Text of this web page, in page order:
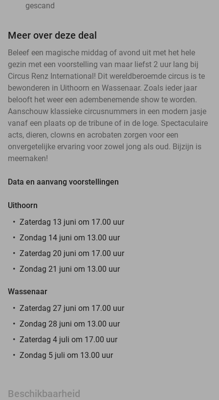
gescand
Meer over deze deal
Beleef een magische middag of avond uit met het hele
gezin met een voorstelling van maar liefst 2 uur lang bij
Circus Renz International! Dit wereldberoemde circus is te
bewonderen in Uithoorn en Wassenaar. Zoals ieder jaar
belooft het weer een adembenemende show te worden.
Aanschouw klassieke circusnummers in een modern jasje
vanaf een plaats op de tribune of in de loge. Spectaculaire
acts, dieren, clowns en acrobaten zorgen voor een
onvergetelijke ervaring voor zowel jong als oud. Bijzijn is
meemaken!
Data en aanvang voorstellingen
Uithoorn
Zaterdag 13 juni om 17.00 uur
Zondag 14 juni om 13.00 uur
Zaterdag 20 juni om 17.00 uur
Zondag 21 juni om 13.00 uur
Wassenaar
Zaterdag 27 juni om 17.00 uur
Zondag 28 juni om 13.00 uur
Zaterdag 4 juli om 17.00 uur
Zondag 5 juli om 13.00 uur
Beschikbaarheid